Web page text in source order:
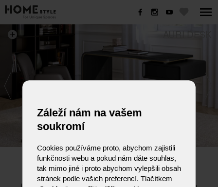
AURI DESK
Záleží nám na vašem
soukromí
Cookies používáme proto, abychom zajistili
funkčnosti webu a pokud nám dáte souhlas,
tak mimo jiné i proto abychom vylepšili obsah
stránek podle vašich preferencí. Tlačítkem